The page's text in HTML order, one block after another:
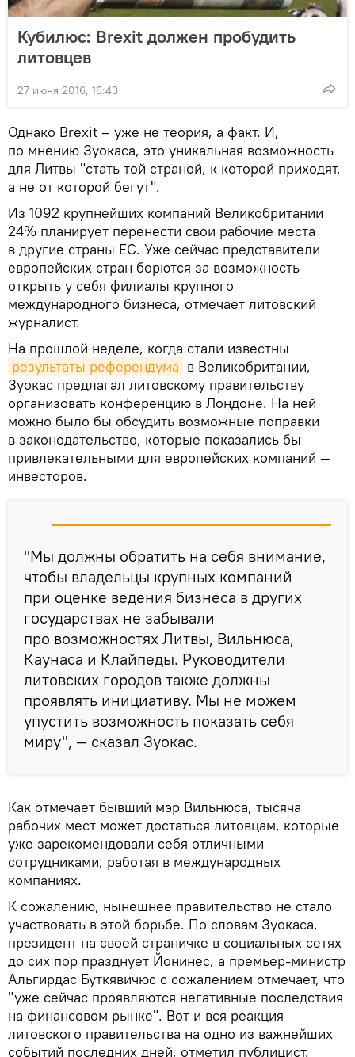
Кубилюс: Brexit должен пробудить
литовцев
27 июня 2016, 16:43
Однако Brexit – уже не теория, а факт. И,
по мнению Зуокаса, это уникальная возможность
для Литвы "стать той страной, к которой приходят,
а не от которой бегут".
Из 1092 крупнейших компаний Великобритании
24% планирует перенести свои рабочие места
в другие страны ЕС. Уже сейчас представители
европейских стран борются за возможность
открыть у себя филиалы крупного
международного бизнеса, отмечает литовский
журналист.
На прошлой неделе, когда стали известны
результаты референдума в Великобритании,
Зуокас предлагал литовскому правительству
организовать конференцию в Лондоне. На ней
можно было бы обсудить возможные поправки
в законодательство, которые показались бы
привлекательными для европейских компаний —
инвесторов.
"Мы должны обратить на себя внимание,
чтобы владельцы крупных компаний
при оценке ведения бизнеса в других
государствах не забывали
про возможностях Литвы, Вильнюса,
Каунаса и Клайпеды. Руководители
литовских городов также должны
проявлять инициативу. Мы не можем
упустить возможность показать себя
миру", — сказал Зуокас.
Как отмечает бывший мэр Вильнюса, тысяча
рабочих мест может достаться литовцам, которые
уже зарекомендовали себя отличными
сотрудниками, работая в международных
компаниях.
К сожалению, нынешнее правительство не стало
участвовать в этой борьбе. По словам Зуокаса,
президент на своей страничке в социальных сетях
до сих пор празднует Йонинес, а премьер-министр
Альгирдас Буткявичюс с сожалением отмечает, что
"уже сейчас проявляются негативные последствия
на финансовом рынке". Вот и вся реакция
литовского правительства на одно из важнейших
событий последних дней, отметил публицист.